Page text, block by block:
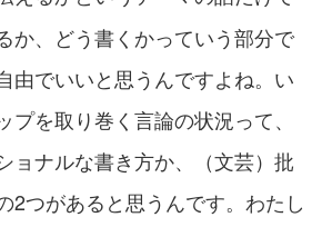
か、どう書くかっていう部分で
由でいいと思うんですよね。い
プを取り巻く言論の状況って、
ョナルな書き方か、（文芸）批
2つがあると思うんです。わたし